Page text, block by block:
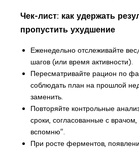
Чек-лист: как удержать
пропустить ухудшение
Еженедельно отслеживайте
шагов (или время активности).
Пересматривайте рацион по
соблюдать план на прошлой
заменить.
Повторяйте контрольные
сроки, согласованные с врачом,
вспомню".
При росте ферментов,